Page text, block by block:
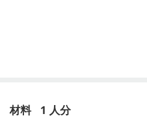
材料 1 人分